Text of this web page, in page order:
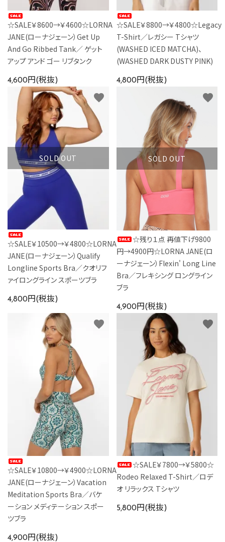
☆SALE￥8600→￥4600☆LORNA
JANE(ローナジェーン）Get Up
And Go Ribbed Tank／ ゲット
アップ アンド ゴー リブタンク
4,600円(税抜)
☆SALE￥8800→￥4800☆Legacy
T-Shirt／レガシー Tシャツ
(WASHED ICED MATCHA)、
(WASHED DARK DUSTY PINK)
4,800円(税抜)
SOLD OUT
☆SALE￥10500→￥4800☆LORNA
JANE(ローナジェーン）Qualify
Longline Sports Bra／クオリフ
ァイロングライン スポーツブラ
4,800円(税抜)
favorite
SOLD OUT
☆残り１点 再値下げ9800
円→4900円☆LORNA JANE(ロ
ーナジェーン）Flexin' Long Line
Bra／フレキシング ロングライン
ブラ
4,900円(税抜)
favorite
☆SALE￥10800→￥4900☆LORNA
JANE(ローナジェーン）Vacation
Meditation Sports Bra／バケ
ーション メディテーション スポー
ツブラ
4,900円(税抜)
favorite
☆SALE￥7800→￥5800☆
Rodeo Relaxed T-Shirt／ロデ
オ リラックス Tシャツ
5,800円(税抜)
favorite